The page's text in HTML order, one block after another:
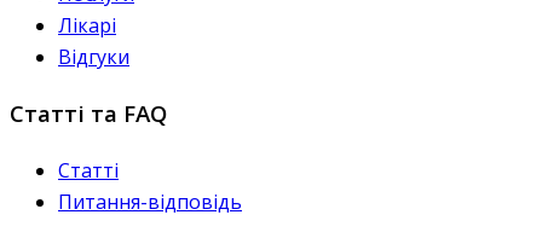
Лікарі
Відгуки
Статті та FAQ
Статті
Питання-відповідь